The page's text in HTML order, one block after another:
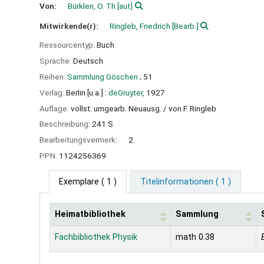
Von: Bürklen, O. Th [aut]
Mitwirkende(r): Ringleb, Friedrich [Bearb.]
Ressourcentyp: Buch
Sprache: Deutsch
Reihen: Sammlung Göschen ; 51
Verlag: Berlin [u.a.] : deGruyter, 1927
Auflage: vollst. umgearb. Neuausg. / von F. Ringleb
Beschreibung: 241 S
Bearbeitungsvermerk:
2
PPN: 1124256369
Exemplare ( 1 ) Titelinformationen ( 1 )
Exemplare
Heimatbibliothek Sammlung
Fachbibliothek Physik math 0.38